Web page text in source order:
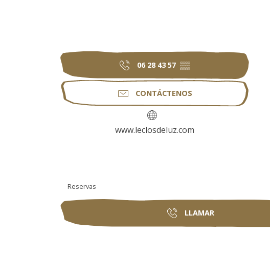
06 28 43 57 ▒▒
CONTÁCTENOS
www.leclosdeluz.com
Reservas
LLAMAR